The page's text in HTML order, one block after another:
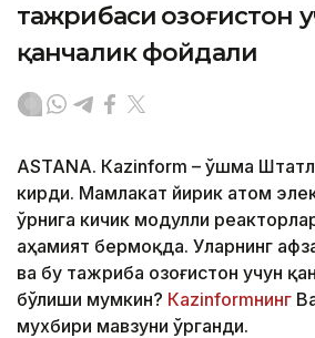
тажрибаси Қозоғистон
қанчалик фойдали
ASTANА. Кazinform – Қўшма
кирди. Мамлакат йирик атом
ўрнига кичик модулли
аҳамият бермоқда. Уларнинг
ва бу тажриба Қозоғистон учун
бўлиши мумкин? Кazinformнинг
мухбири мавзуни ўрганди.